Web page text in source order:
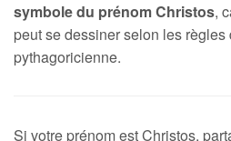
symbole du prénom Christos,
peut se dessiner selon les
pythagoricienne.
Si votre prénom est Christos,